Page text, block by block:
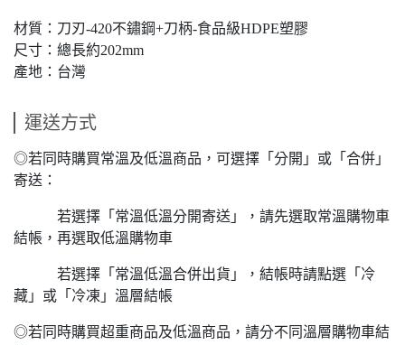
材質：刀刃-420不鏽鋼+刀柄-食品級HDPE塑膠
尺寸：總長約202mm
產地：台灣
運送方式
◎若同時購買常溫及低溫商品，可選擇「分開」或「合併」
寄送：
若選擇「常溫低溫分開寄送」，請先選取常溫購物車
結帳，再選取低溫購物車
若選擇「常溫低溫合併出貨」，結帳時請點選「冷
藏」或「冷凍」溫層結帳
◎若同時購買超重商品及低溫商品，請分不同溫層購物車結